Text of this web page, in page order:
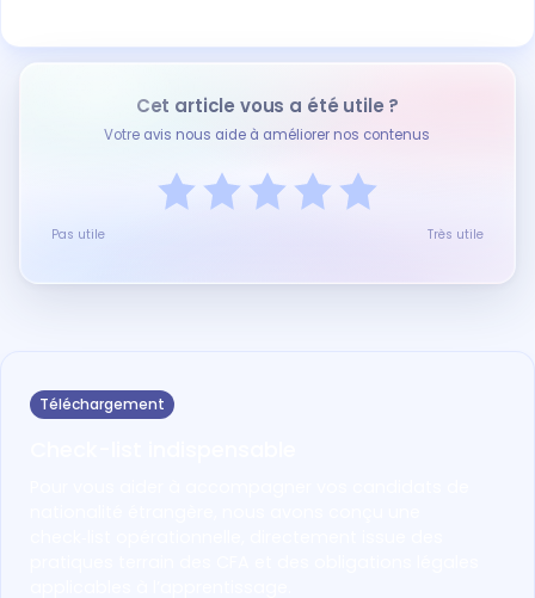
Cet article vous a été utile ?
Votre avis nous aide à améliorer nos contenus
Pas utile Très utile
Téléchargement